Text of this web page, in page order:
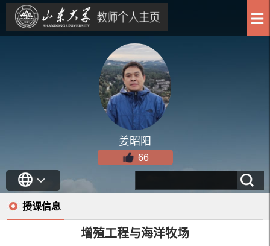
姜昭阳
66
授课信息
增殖工程与海洋牧场